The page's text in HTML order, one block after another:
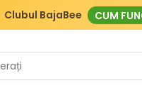
Clubul BajaBee CUM